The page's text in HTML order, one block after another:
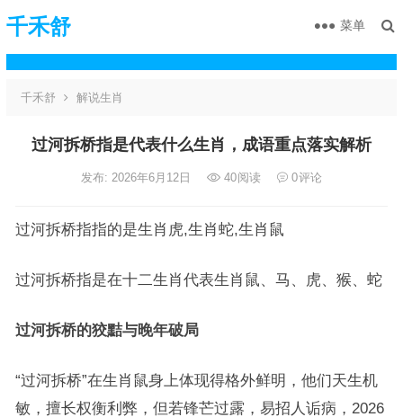
千禾舒 菜单
千禾舒 解说生肖
过河拆桥指是代表什么生肖，成语重点落实解析
发布: 2026年6月12日 40阅读 0评论
过河拆桥指指的是生肖虎,生肖蛇,生肖鼠
过河拆桥指是在十二生肖代表生肖鼠、马、虎、猴、蛇
过河拆桥的狡黠与晚年破局
“过河拆桥”在生肖鼠身上体现得格外鲜明，他们天生机
敏，擅长权衡利弊，但若锋芒过露，易招人诟病，2026